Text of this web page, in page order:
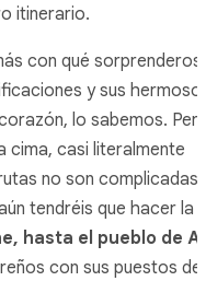
itinerario.
con qué sorprenderos.
y sus
lo sabemos.
cima, casi literalmente
no son complicadas
tendréis que hacer la
hasta el pueblo de Al
con sus puestos de